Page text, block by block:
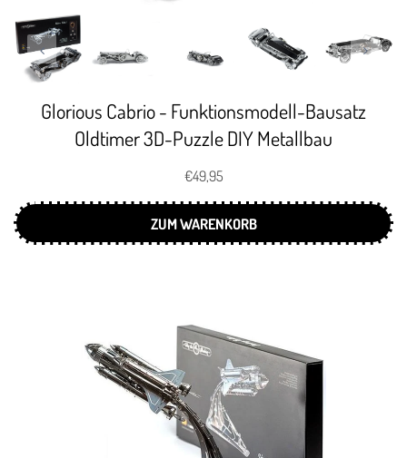
Glorious Cabrio - Funktionsmodell-Bausatz
Oldtimer 3D-Puzzle DIY Metallbau
€49,95
ZUM WARENKORB